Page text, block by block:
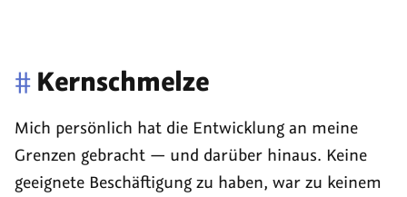
# Kernschmelze
Mich persönlich hat die Entwicklung an meine
Grenzen gebracht — und darüber hinaus. Keine
geeignete Beschäftigung zu haben, war zu keinem